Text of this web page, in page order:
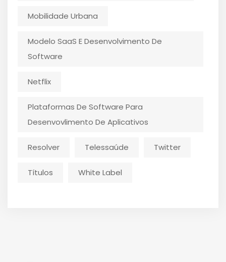
Mobilidade Urbana
Modelo SaaS E Desenvolvimento De
Software
Netflix
Plataformas De Software Para
Desenvovlimento De Aplicativos
Resolver Telessaúde Twitter
Títulos White Label